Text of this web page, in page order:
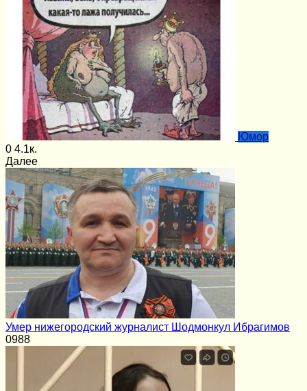
Юмор
0 4.1к.
Далее
Умер нижегородский журналист Шодмонкул Ибрагимов
0988